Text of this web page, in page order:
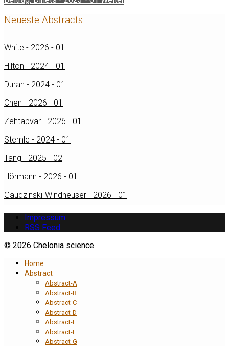
Neueste Abstracts
White - 2026 - 01
Hilton - 2024 - 01
Duran - 2024 - 01
Chen - 2026 - 01
Zehtabvar - 2026 - 01
Stemle - 2024 - 01
Tang - 2025 - 02
Hörmann - 2026 - 01
Gaudzinski-Windheuser - 2026 - 01
Impressum
RSS Feed
© 2026 Chelonia science
Home
Abstract
Abstract-A
Abstract-B
Abstract-C
Abstract-D
Abstract-E
Abstract-F
Abstract-G